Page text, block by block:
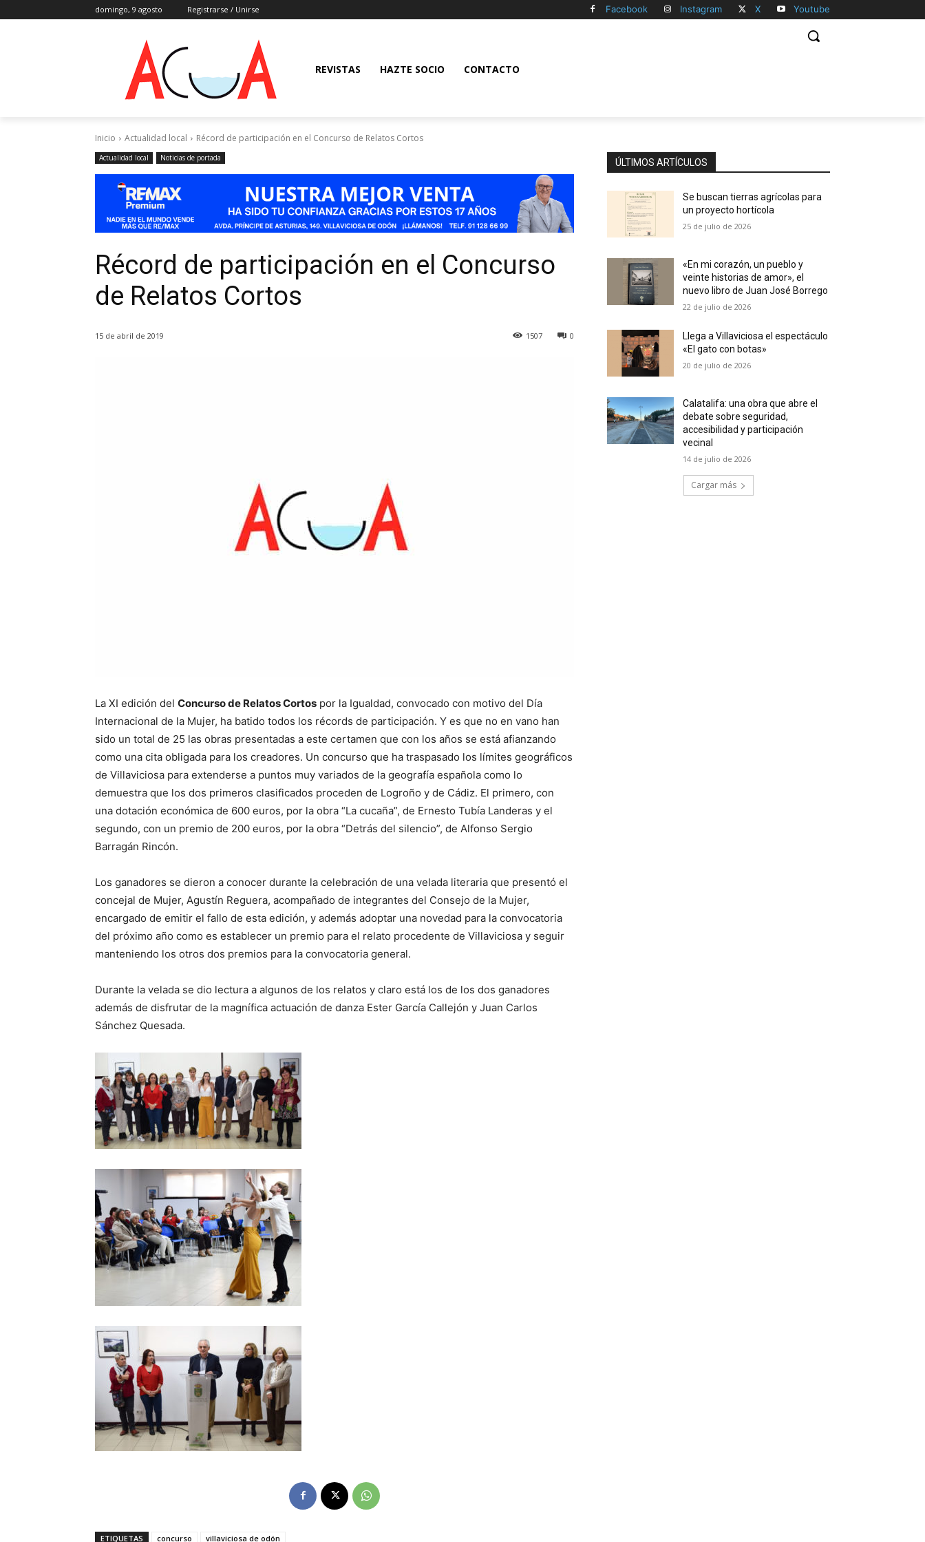
domingo, 9 agosto Registrarse / Unirse Facebook Instagram X Youtube
REVISTAS HAZTE SOCIO CONTACTO
Inicio Actualidad local Récord de participación en el Concurso de Relatos Cortos
Actualidad local Noticias de portada
Récord de participación en el Concurso
de Relatos Cortos
15 de abril de 2019 0
1507
La XI edición del Concurso de Relatos Cortos por la Igualdad, convocado con motivo del Día
Internacional de la Mujer, ha batido todos los récords de participación. Y es que no en vano han
sido un total de 25 las obras presentadas a este certamen que con los años se está afianzando
como una cita obligada para los creadores. Un concurso que ha traspasado los límites geográficos
de Villaviciosa para extenderse a puntos muy variados de la geografía española como lo
demuestra que los dos primeros clasificados proceden de Logroño y de Cádiz. El primero, con
una dotación económica de 600 euros, por la obra “La cucaña”, de Ernesto Tubía Landeras y el
segundo, con un premio de 200 euros, por la obra “Detrás del silencio”, de Alfonso Sergio
Barragán Rincón.
Los ganadores se dieron a conocer durante la celebración de una velada literaria que presentó el
concejal de Mujer, Agustín Reguera, acompañado de integrantes del Consejo de la Mujer,
encargado de emitir el fallo de esta edición, y además adoptar una novedad para la convocatoria
del próximo año como es establecer un premio para el relato procedente de Villaviciosa y seguir
manteniendo los otros dos premios para la convocatoria general.
Durante la velada se dio lectura a algunos de los relatos y claro está los de los dos ganadores
además de disfrutar de la magnífica actuación de danza Ester García Callejón y Juan Carlos
Sánchez Quesada.
ETIQUETAS concurso villaviciosa de odón
ÚLTIMOS ARTÍCULOS
Se buscan tierras agrícolas para
un proyecto hortícola
25 de julio de 2026
«En mi corazón, un pueblo y
veinte historias de amor», el
nuevo libro de Juan José Borrego
22 de julio de 2026
Llega a Villaviciosa el espectáculo
«El gato con botas»
20 de julio de 2026
Calatalifa: una obra que abre el
debate sobre seguridad,
accesibilidad y participación
vecinal
14 de julio de 2026
Cargar más